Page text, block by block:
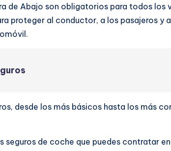
de Abajo son obligatorios para todos los
proteger al conductor, a los pasajeros y
desde los más básicos hasta los más
seguros de coche que puedes contratar